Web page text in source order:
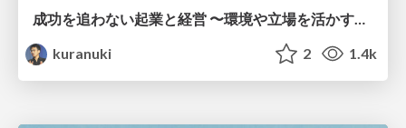
成功を追わない起業と経営 〜環境や立場を活かす戦略（Homing 2026）
kuranuki
2 1.4k